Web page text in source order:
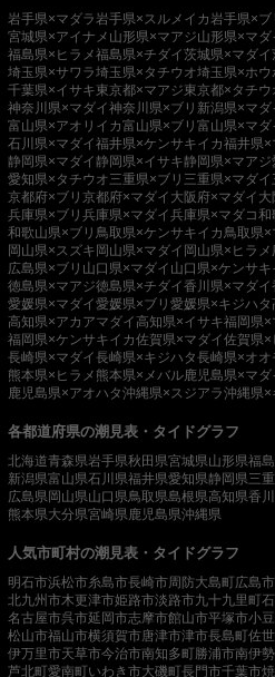
岩手県×マダラ岩手県×スルメイカ岩手県×ブ
宮城県×アイナメ 山形県×マアジ山形県×マダ
福島県×ヒラメ福島県×チダイ茨城県×マダイ
埼玉県×サワラ埼玉県×タチウオ埼玉県×ホウ
千葉県×イサキ東京都×マアジ東京都×タチウ
神奈川県×マダイ神奈川県×ブリ 新潟県×マダ
富山県×アオリイカ富山県×ブリ 富山県×マダ
石川県×マダイ福井県×ケンサキイカ福井県×
静岡県×マダイ 静岡県×イサキ静岡県×マアジ
愛知県×タチウオ三重県×ブリ 三重県×マダイ
京都府×ブリ 京都府×マダイ 大阪府×マダイ 大
兵庫県×ブリ 兵庫県×マダイ兵庫県×マダコ和
和歌山県×ブリ 鳥取県×ケンサキイカ鳥取県×
岡山県×スズキ 岡山県×マダイ 岡山県×ヒラメ
広島県×ブリ 山口県×マダイ 山口県×ケンサキ
徳島県×マアジ徳島県×チダイ香川県×マダイ
愛媛県×マダイ愛媛県×ブリ 愛媛県×キジハタ
高知県×アカアマダイ高知県×イサキ福岡県×
福岡県×ケンサキイカ佐賀県×マダイ佐賀県×
長崎県×マダイ長崎県×キジハタ長崎県×オオ
熊本県×ヒラメ 熊本県×メバル鹿児島県×マダ
鹿児島県×アオハタ沖縄県×スジアラ沖縄県×
各都道府県の潮見表・タイドグラフ
北海道青森県岩手県秋田県宮城県山形県福
新潟県富山県石川県福井県愛知県静岡県三
広島県岡山県山口県鳥取県島根県高知県香
熊本県大分県宮崎県鹿児島県沖縄県
人気市町村の潮見表・タイドグラフ
明石市浜松市糸島市長崎市周防大島町広島市
北九州市木更津市姫路市淡路市九十九里町
名古屋市呉市延岡市志摩市館山市平塚市小
松山市福山市横須賀市唐津市津市長島町佐
伊万里市天草市今治市南知多町勝浦市南伊
芦北町愛南町いわき市大磯町長門市千葉市